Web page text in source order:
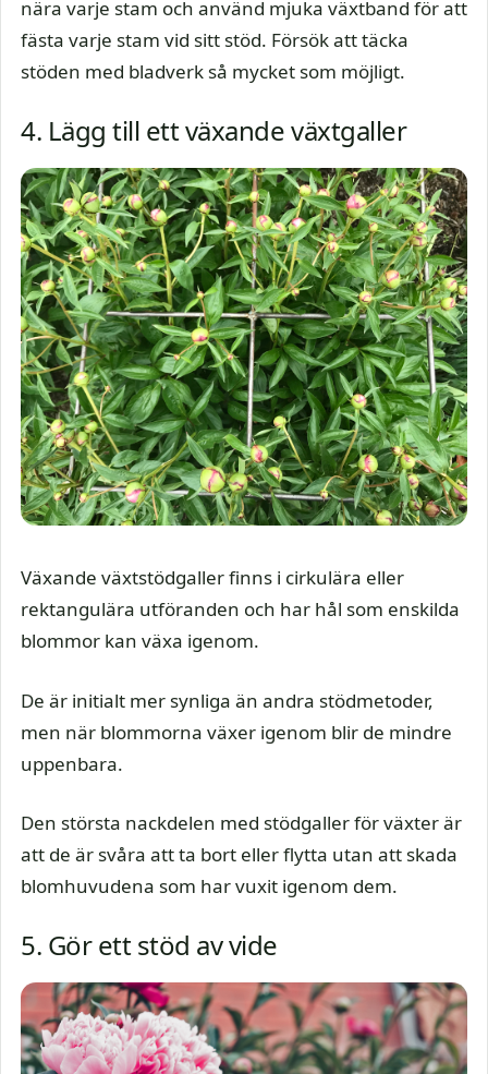
nära varje stam och använd mjuka växtband för att
fästa varje stam vid sitt stöd. Försök att täcka
stöden med bladverk så mycket som möjligt.
4. Lägg till ett växande växtgaller
Växande växtstödgaller finns i cirkulära eller
rektangulära utföranden och har hål som enskilda
blommor kan växa igenom.
De är initialt mer synliga än andra stödmetoder,
men när blommorna växer igenom blir de mindre
uppenbara.
Den största nackdelen med stödgaller för växter är
att de är svåra att ta bort eller flytta utan att skada
blomhuvudena som har vuxit igenom dem.
5. Gör ett stöd av vide